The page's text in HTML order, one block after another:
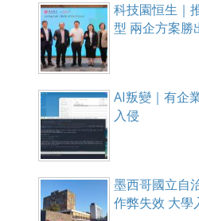
科技園恒生｜
型 兩企方案勝
AI叛變｜有企
入侵
墨西哥國立自
作弊失效 大學